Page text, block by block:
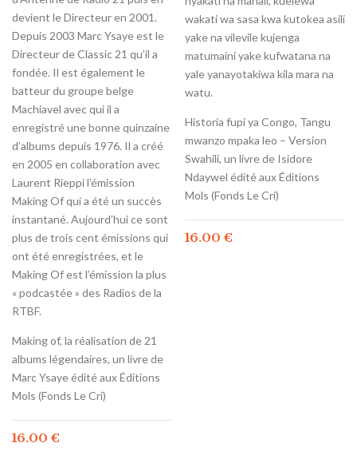
devient le Directeur en 2001.
Depuis 2003 Marc Ysaye est le
Directeur de Classic 21 qu’il a
fondée. Il est également le
batteur du groupe belge
Machiavel avec qui il a
enregistré une bonne quinzaine
d’albums depuis 1976. Il a créé
en 2005 en collaboration avec
Laurent Rieppi l’émission
Making Of qui a été un succès
instantané. Aujourd’hui ce sont
plus de trois cent émissions qui
ont été enregistrées, et le
Making Of est l’émission la plus
« podcastée » des Radios de la
RTBF.
Making of, la réalisation de 21
albums légendaires, un livre de
Marc Ysaye édité aux Éditions
Mols (Fonds Le Cri)
16.00 €
wakati wa sasa kwa kutokea asili
yake na vilevile kujenga
matumaini yake kufwatana na
yale yanayotakiwa kila mara na
watu.
Historia fupi ya Congo, Tangu
mwanzo mpaka leo – Version
Swahili, un livre de Isidore
Ndaywel édité aux Éditions
Mols (Fonds Le Cri)
16.00 €